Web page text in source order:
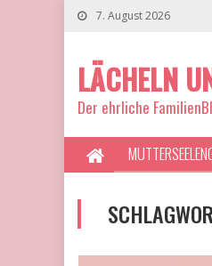
7. August 2026
LÄCHELN
Der ehrliche